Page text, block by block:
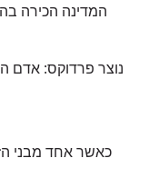
המדינה הכירה בהם
נוצר פרדוקס: אדם
כאשר אחד מבני